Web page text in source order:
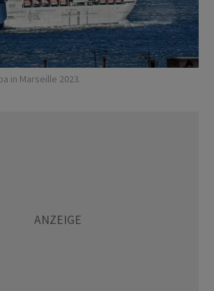
in Marseille 2023.